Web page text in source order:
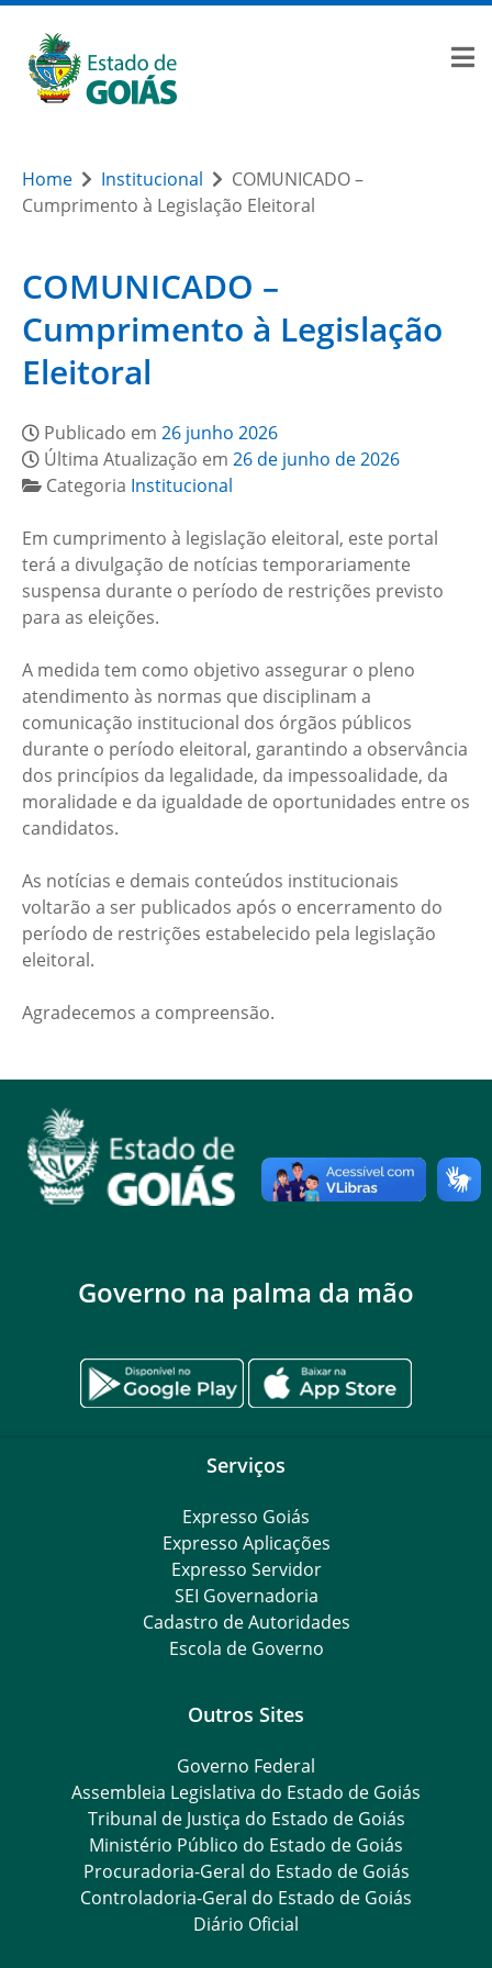
Home Institucional
COMUNICADO –
Cumprimento à Legislação Eleitoral
COMUNICADO –
Cumprimento à Legislação
Eleitoral
Publicado em 26 junho 2026
Última Atualização em 26 de junho de 2026
Categoria Institucional
Em cumprimento à legislação eleitoral, este portal
terá a divulgação de notícias temporariamente
suspensa durante o período de restrições previsto
para as eleições.
A medida tem como objetivo assegurar o pleno
atendimento às normas que disciplinam a
comunicação institucional dos órgãos públicos
durante o período eleitoral, garantindo a observância
dos princípios da legalidade, da impessoalidade, da
moralidade e da igualdade de oportunidades entre os
candidatos.
As notícias e demais conteúdos institucionais
voltarão a ser publicados após o encerramento do
período de restrições estabelecido pela legislação
eleitoral.
Agradecemos a compreensão.
Governo na palma da mão
Serviços
Expresso Goiás
Expresso Aplicações
Expresso Servidor
SEI Governadoria
Cadastro de Autoridades
Escola de Governo
Outros Sites
Governo Federal
Assembleia Legislativa do Estado de Goiás
Tribunal de Justiça do Estado de Goiás
Ministério Público do Estado de Goiás
Procuradoria-Geral do Estado de Goiás
Controladoria-Geral do Estado de Goiás
Diário Oficial